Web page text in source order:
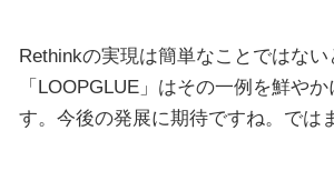
Rethinkの実現は簡単なことではない
「LOOPGLUE」はその一例を鮮や
す。今後の発展に期待ですね。では